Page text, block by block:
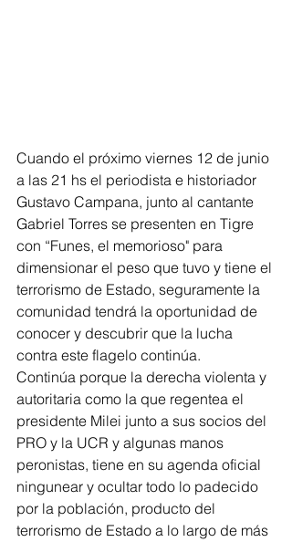
Cuando el próximo viernes 12 de junio
a las 21 hs el periodista e historiador
Gustavo Campana, junto al cantante
Gabriel Torres se presenten en Tigre
con “Funes, el memorioso" para
dimensionar el peso que tuvo y tiene el
terrorismo de Estado, seguramente la
comunidad tendrá la oportunidad de
conocer y descubrir que la lucha
contra este flagelo continúa.
Continúa porque la derecha violenta y
autoritaria como la que regentea el
presidente Milei junto a sus socios del
PRO y la UCR y algunas manos
peronistas, tiene en su agenda oficial
ningunear y ocultar todo lo padecido
por la población, producto del
terrorismo de Estado a lo largo de más